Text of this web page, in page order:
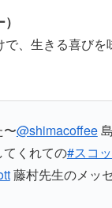
で、生きる喜び
〜@shimacoffee
くれての#スコ
藤村先生のメッ